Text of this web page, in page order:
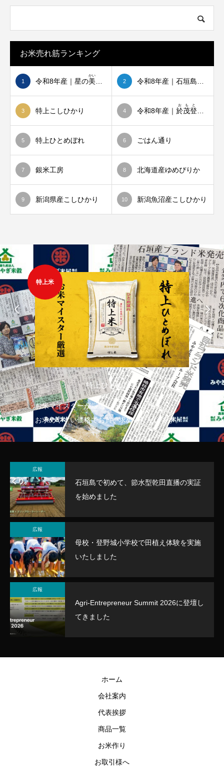
お米売れ筋ランキング
1 令和8年産｜星の美
かい
2
3 特上こしひかり 4 令和8年産｜ 於茂登
おもと
5 特上ひとめぼれ 6 ごはん通り
7 銀米工房 8 北海道産ゆめぴりか
9 新潟県産こしひかり 10 新潟魚沼産こしひかり
特上米
特上ひとめぼれ
お米マイスターが厳選したひとめぼれ
お求めやすい価格でお買い求めいただけます。
特
お
広報
石垣島で初めて、節水型乾田直播の実証
を始めました
広報
母校・登野城小学校で田植え体験を実施
いたしました
広報
Agri-Entrepreneur Summit 2026に登壇し
てきました
ホーム
会社案内
代表挨拶
商品一覧
お米作り
お取引様へ
みやぎ米屋 スタッフAI